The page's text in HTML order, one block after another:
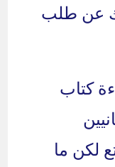
عن طلب
كتاب
لكن ما